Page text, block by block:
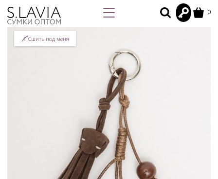
0
Сшить под меня